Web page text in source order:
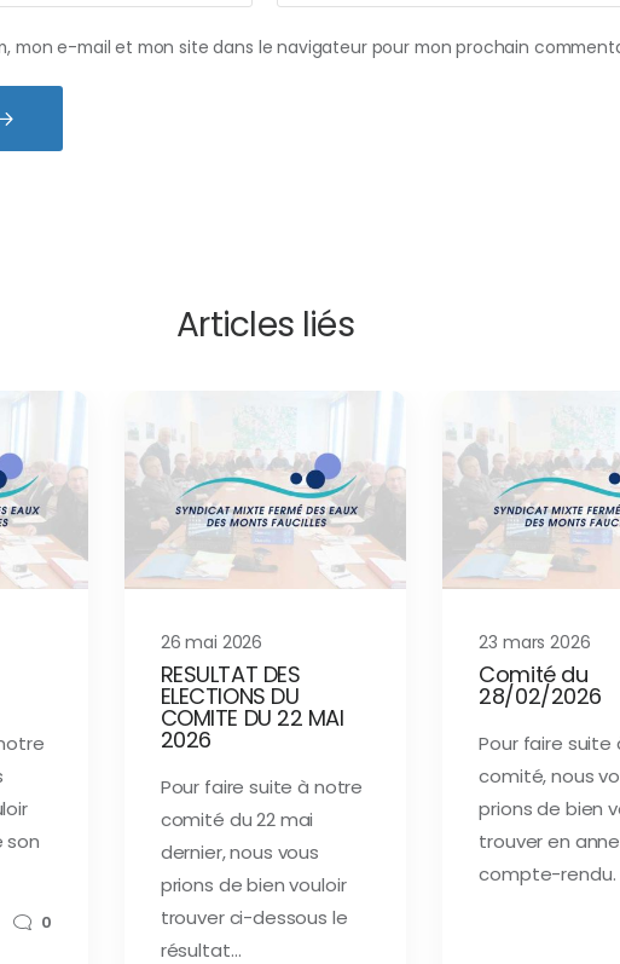
mon e-mail et mon site dans le navigateur pour mon prochain
Articles liés
son
0
26 mai 2026
RESULTAT DES
ELECTIONS DU
COMITE DU 22 MAI
2026
Pour faire suite à notre
comité du 22 mai
dernier, nous vous
prions de bien vouloir
trouver ci-dessous le
résultat…
23 mars 2026
Comité du
28/02/2026
Pour faire suite
comité, nous
prions de bien
trouver en
compte-rendu.